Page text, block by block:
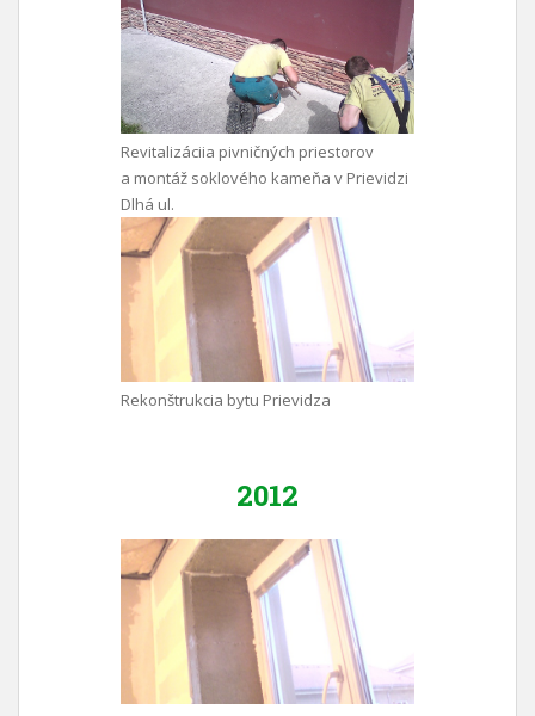
Revitalizáciia pivničných priestorov
a montáž soklového kameňa v Prievidzi
Dlhá ul.
Rekonštrukcia bytu Prievidza
2012